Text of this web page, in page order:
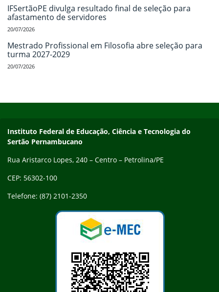
IFSertãoPE divulga resultado final de seleção para
afastamento de servidores
20/07/2026
Mestrado Profissional em Filosofia abre seleção para
turma 2027-2029
20/07/2026
Endereço
Instituto Federal de Educação, Ciência e Tecnologia do
Sertão Pernambucano
Rua Aristarco Lopes, 240 – Centro – Petrolina/PE
CEP: 56302-100
Telefone: (87) 2101-2350